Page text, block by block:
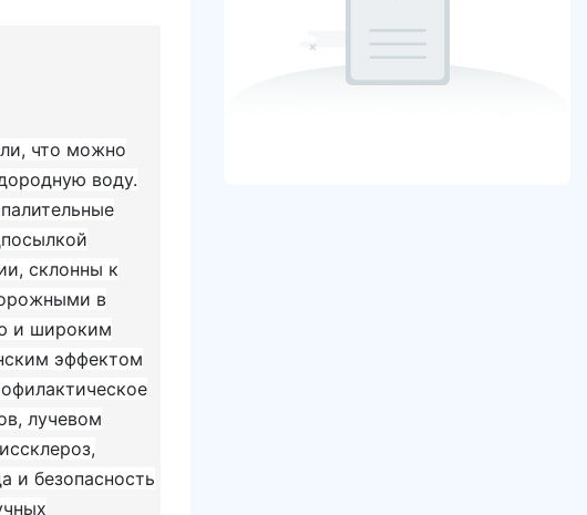
что можно
воду.
склонны к
в
и широким
эффектом
лучевом
и безопасность